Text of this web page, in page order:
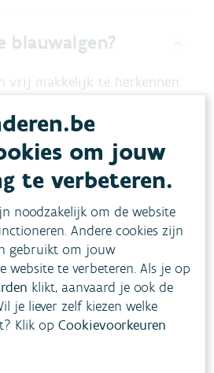
blauwalgen?
vrij makkelijk te herkennen:
om jouw
te verbeteren.
noodzakelijk om de website
Andere cookies zijn
gebruikt om jouw
website te verbeteren. Als je op
klikt, aanvaard je ook de
je liever zelf kiezen welke
Klik opCookievoorkeuren